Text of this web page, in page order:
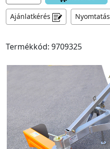
Ajánlatkérés Nyomtatás
Termékkód: 9709325